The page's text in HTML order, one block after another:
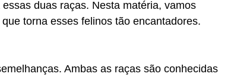
duas raças. Nesta matéria, vamos
torna esses felinos tão encantadores.
Ambas as raças são conhecidas